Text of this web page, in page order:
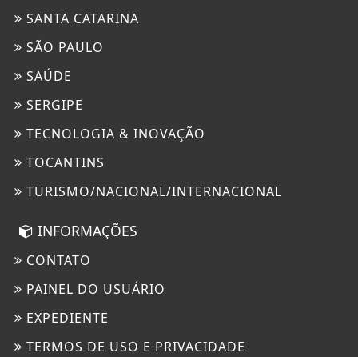
SANTA CATARINA
SÃO PAULO
SAÚDE
SERGIPE
TECNOLOGIA & INOVAÇÃO
TOCANTINS
TURISMO/NACIONAL/INTERNACIONAL
INFORMAÇÕES
CONTATO
PAINEL DO USUÁRIO
EXPEDIENTE
TERMOS DE USO E PRIVACIDADE